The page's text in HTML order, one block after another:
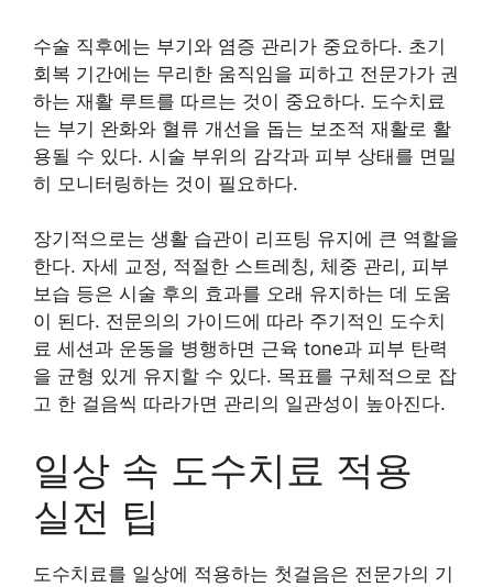
수술 직후에는 부기와 염증 관리가 중요하다. 초기
회복 기간에는 무리한 움직임을 피하고 전문가가 권
하는 재활 루트를 따르는 것이 중요하다. 도수치료
는 부기 완화와 혈류 개선을 돕는 보조적 재활로 활
용될 수 있다. 시술 부위의 감각과 피부 상태를 면밀
히 모니터링하는 것이 필요하다.
장기적으로는 생활 습관이 리프팅 유지에 큰 역할을
한다. 자세 교정, 적절한 스트레칭, 체중 관리, 피부
보습 등은 시술 후의 효과를 오래 유지하는 데 도움
이 된다. 전문의의 가이드에 따라 주기적인 도수치
료 세션과 운동을 병행하면 근육 tone과 피부 탄력
을 균형 있게 유지할 수 있다. 목표를 구체적으로 잡
고 한 걸음씩 따라가면 관리의 일관성이 높아진다.
일상 속 도수치료 적용
실전 팁
도수치료를 일상에 적용하는 첫걸음은 전문가의 기